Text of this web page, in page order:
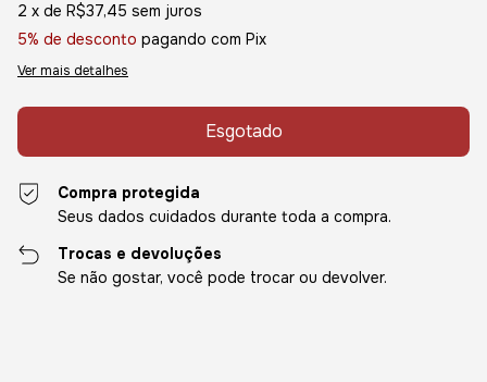
2 x de R$37,45 sem juros
5% de desconto pagando com Pix
Ver mais detalhes
Compra protegida
Seus dados cuidados durante toda a compra.
Trocas e devoluções
Se não gostar, você pode trocar ou devolver.